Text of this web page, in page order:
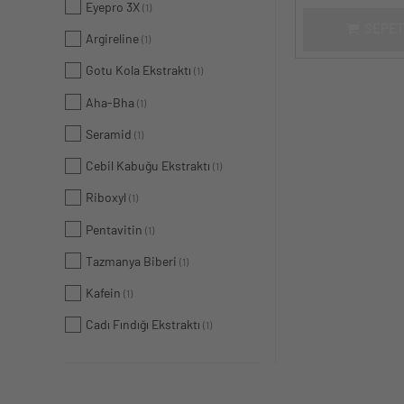
Eyepro 3X (1)
Argireline (1)
Gotu Kola Ekstraktı (1)
Aha-Bha (1)
Seramid (1)
Cebil Kabuğu Ekstraktı (1)
Riboxyl (1)
Pentavitin (1)
Tazmanya Biberi (1)
Kafein (1)
Cadı Fındığı Ekstraktı (1)